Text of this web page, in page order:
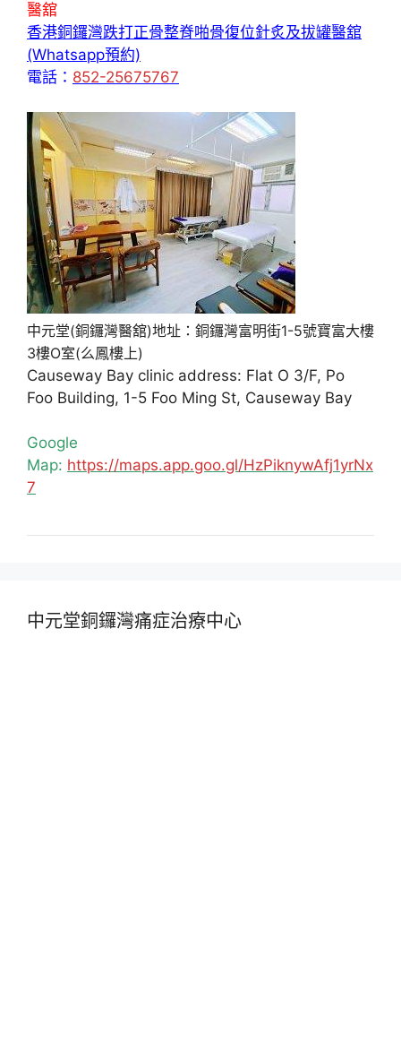
醫舘
香港銅鑼灣跌打正骨整脊啪骨復位針炙及拔罐醫舘
(Whatsapp預約)
電話： 852-25675767
中元堂(銅鑼灣醫舘)地址：銅鑼灣富明街1-5號寶富大樓
3樓O室(么鳳樓上)
Causeway Bay clinic address: Flat O 3/F, Po
Foo Building, 1-5 Foo Ming St, Causeway Bay
Google
Map: https://maps.app.goo.gl/HzPiknywAfj1yrNx
7
中元堂銅鑼灣痛症治療中心